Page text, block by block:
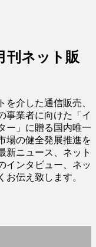
刊ネット販
を介した通信販売、
事業者に向けた「イ
ー」に贈る国内唯一
場の健全発展推進を
新ニュース、ネット
インタビュー、ネッ
お伝え致します。